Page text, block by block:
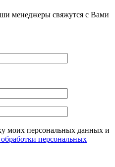
менеджеры свяжутся с Вами
моих персональных данных и
персональных